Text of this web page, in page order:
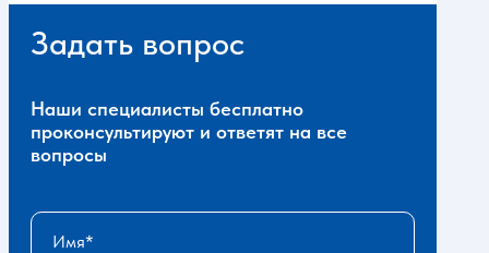
Задать вопрос
Наши специалисты бесплатно
проконсультируют и ответят на все
вопросы
Имя